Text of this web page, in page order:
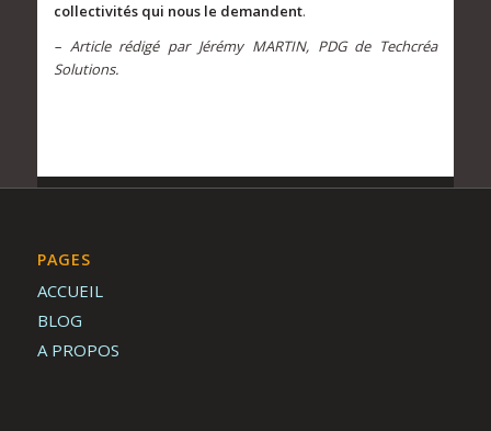
collectivités qui nous le demandent.
– Article rédigé par Jérémy MARTIN, PDG de Techcréa
Solutions.
PAGES
ACCUEIL
BLOG
A PROPOS